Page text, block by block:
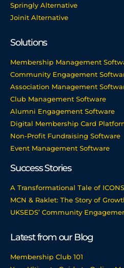
Springly Alternative
Joinit Alternative
Solutions
Membership Management
Community Engagement
Association Management
Club Management Software
Alumni Engagement Software
Digital Membership Card
Non-Profit Fundraising Software
Event Management Software
Success Stories
A Transformational Tale of ICONS
MCN & Raklet: The Story of
UKSEDS’ Community
Latest from our Blog
Membership Club 101